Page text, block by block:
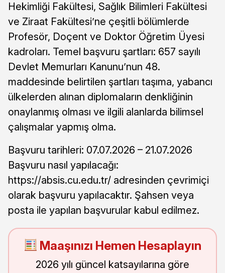
Hekimliği Fakültesi, Sağlık Bilimleri Fakültesi
ve Ziraat Fakültesi’ne çeşitli bölümlerde
Profesör, Doçent ve Doktor Öğretim Üyesi
kadroları. Temel başvuru şartları: 657 sayılı
Devlet Memurları Kanunu’nun 48.
maddesinde belirtilen şartları taşıma, yabancı
ülkelerden alınan diplomaların denkliğinin
onaylanmış olması ve ilgili alanlarda bilimsel
çalışmalar yapmış olma.
Başvuru tarihleri: 07.07.2026 – 21.07.2026
Başvuru nasıl yapılacağı:
https://absis.cu.edu.tr/ adresinden çevrimiçi
olarak başvuru yapılacaktır. Şahsen veya
posta ile yapılan başvurular kabul edilmez.
Maaşınızı Hemen Hesaplayın
2026 yılı güncel katsayılarına göre